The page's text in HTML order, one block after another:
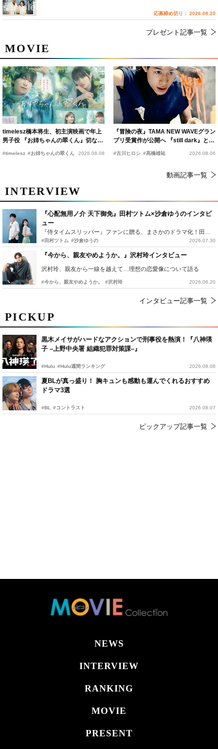
PICKUP
黒木メイサがハードなアクションで刑事役を熱演！『八神瑛
子 –上野中央署 組織犯罪対策課–』
#Hulu #Hulu週間ランキング 2026.08.08
夏BLが真っ盛り！ 胸キュンも感動も運んでくれるおすすめ
ドラマ3選
#BL #コントラスト 2026.08.07
ピックアップ記事一覧
MOVIE
timelesz橋本将生、初主演映画で年上
男子役 『お姉ちゃんの翠くん』切ない
#timelesz #お姉ちゃんの翠くん 2026.08.08
『冒険の夜』TAMA NEW WAVEグラン
プリ受賞作が公開へ 『still dark』と同
#古川ヒロシ #髙橋雄祐 2026.08.06
動画記事一覧
INTERVIEW
『心配無用ノ介 天下御免』田村ツトム×沙倉ゆうのインタビ
ュー
『侍タイムスリッパー』ファンに贈る、まさかのドラマ化！田村ツトム×沙倉ゆうのが語る『心配無用ノ介』撮影秘話
#田村ツトム #沙倉ゆうの 2026.07.30
『今から、親友やめようか。』沢村玲インタビュー
沢村玲、親友から一線を越えて…理想の恋愛像について語る
#今から、親友やめようか。 #沢村玲 2026.06.20
インタビュー記事一覧
応募締め切り： 2026.08.20
プレゼント記事一覧
NEWS
INTERVIEW
RANKING
MOVIE
PRESENT